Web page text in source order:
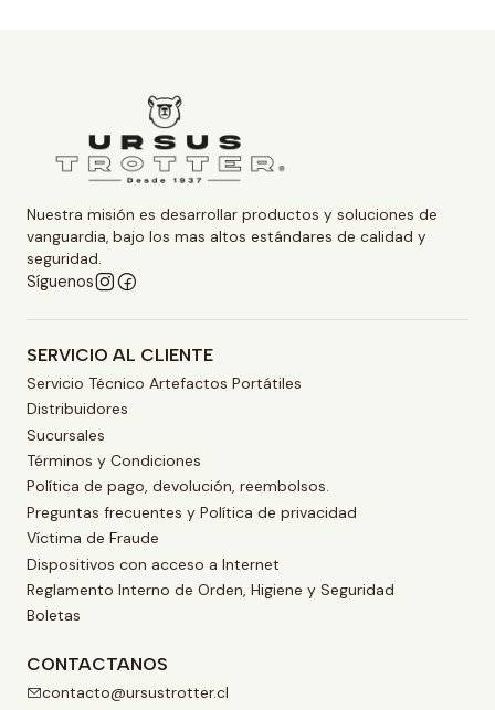
Nuestra misión es desarrollar productos y soluciones de
vanguardia, bajo los mas altos estándares de calidad y
seguridad.
Síguenos
SERVICIO AL CLIENTE
Servicio Técnico Artefactos Portátiles
Distribuidores
Sucursales
Términos y Condiciones
Política de pago, devolución, reembolsos.
Preguntas frecuentes y Política de privacidad
Víctima de Fraude
Dispositivos con acceso a Internet
Reglamento Interno de Orden, Higiene y Seguridad
Boletas
CONTACTANOS
contacto@ursustrotter.cl